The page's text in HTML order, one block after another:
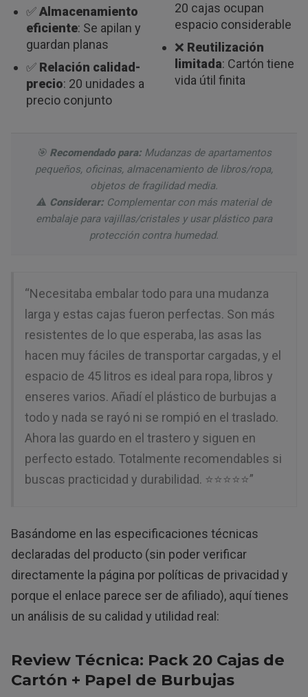
✅Almacenamiento
eficiente: Se apilan y
guardan planas
✅ Relación calidad-
precio: 20 unidades a
precio conjunto
20 cajas ocupan
espacio considerable
❌ Reutilización
limitada: Cartón tiene
vida útil finita
🎯 Recomendado para: Mudanzas de apartamentos
pequeños, oficinas, almacenamiento de libros/ropa,
objetos de fragilidad media.
⚠️ Considerar: Complementar con más material de
embalaje para vajillas/cristales y usar plástico para
protección contra humedad.
“Necesitaba embalar todo para una mudanza
larga y estas cajas fueron perfectas. Son más
resistentes de lo que esperaba, las asas las
hacen muy fáciles de transportar cargadas, y el
espacio de 45 litros es ideal para ropa, libros y
enseres varios. Añadí el plástico de burbujas a
todo y nada se rayó ni se rompió en el traslado.
Ahora las guardo en el trastero y siguen en
perfecto estado. Totalmente recomendables si
buscas practicidad y durabilidad. ⭐⭐⭐⭐⭐”
Basándome en las especificaciones técnicas
declaradas del producto (sin poder verificar
directamente la página por políticas de privacidad y
porque el enlace parece ser de afiliado), aquí tienes
un análisis de su calidad y utilidad real:
Review Técnica: Pack 20 Cajas de
Cartón + Papel de Burbujas